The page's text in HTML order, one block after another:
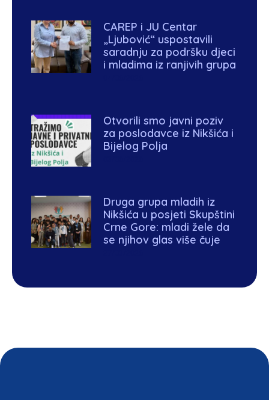
CAREP i JU Centar
„Ljubović“ uspostavili
saradnju za podršku djeci
i mladima iz ranjivih grupa
Otvorili smo javni poziv
za poslodavce iz Nikšića i
Bijelog Polja
Druga grupa mladih iz
Nikšića u posjeti Skupštini
Crne Gore: mladi žele da
se njihov glas više čuje